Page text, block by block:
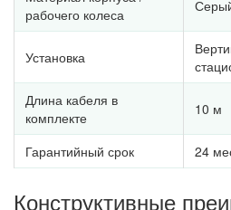
рабочего колеса
Установка
Длина кабеля в
комплекте
10 м
Гарантийный срок 24
Конструктивные